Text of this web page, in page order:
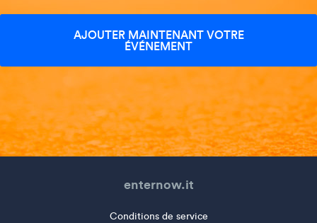
AJOUTER MAINTENANT VOTRE
ÉVÉNEMENT
enternow.it
Conditions de service